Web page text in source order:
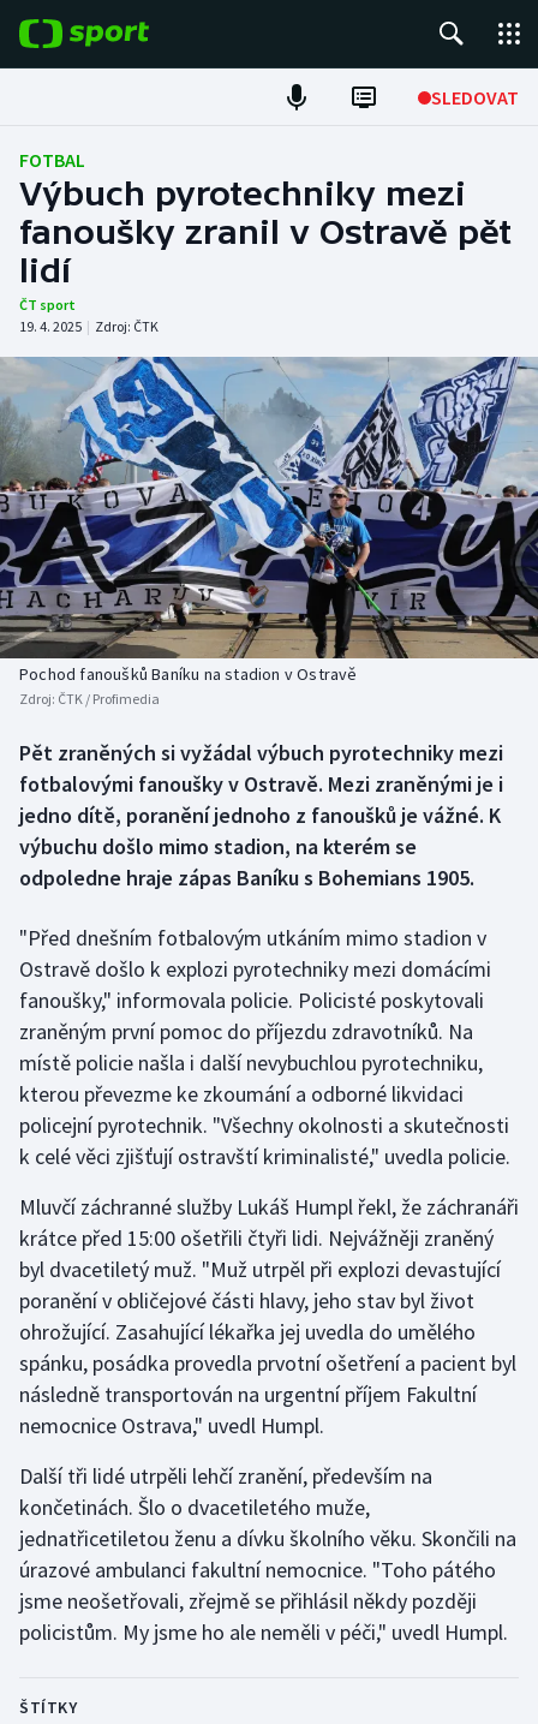
SLEDOVAT
Fotbal
Hokej
Tenis
Atletika
Cyklistika
DALŠÍ SPORTY
Americký fotbal
Baseball a softbal
Basketbal
Biatlon
Box
Curling
Florbal
Futsal
Golf
Gymnastika
Jezdectví
Judo
Krasobruslení
Lezení
Lyže a snowboard
Moderní pětiboj
Motorsport
Olympijské hry
Parasport
NEPŘEHLÉDNĚTE
Soutěže
Historické návraty
Aplikace ČT sport
FOTBAL
Výbuch pyrotechniky mezi
fanoušky zranil v Ostravě pět
lidí
ČT sport
19. 4. 2025 | Zdroj: ČTK
Pochod fanoušků Baníku na stadion v Ostravě
Zdroj: ČTK / Profimedia
Pět zraněných si vyžádal výbuch pyrotechniky mezi
fotbalovými fanoušky v Ostravě. Mezi zraněnými je i
jedno dítě, poranění jednoho z fanoušků je vážné. K
výbuchu došlo mimo stadion, na kterém se
odpoledne hraje zápas Baníku s Bohemians 1905.
"Před dnešním fotbalovým utkáním mimo stadion v
Ostravě došlo k explozi pyrotechniky mezi domácími
fanoušky," informovala policie. Policisté poskytovali
zraněným první pomoc do příjezdu zdravotníků. Na
místě policie našla i další nevybuchlou pyrotechniku,
kterou převezme ke zkoumání a odborné likvidaci
policejní pyrotechnik. "Všechny okolnosti a skutečnosti
k celé věci zjišťují ostravští kriminalisté," uvedla policie.
Mluvčí záchranné služby Lukáš Humpl řekl, že záchranáři
krátce před 15:00 ošetřili čtyři lidi. Nejvážněji zraněný
byl dvacetiletý muž. "Muž utrpěl při explozi devastující
poranění v obličejové části hlavy, jeho stav byl život
ohrožující. Zasahující lékařka jej uvedla do umělého
spánku, posádka provedla prvotní ošetření a pacient byl
následně transportován na urgentní příjem Fakultní
nemocnice Ostrava," uvedl Humpl.
Další tři lidé utrpěli lehčí zranění, především na
končetinách. Šlo o dvacetiletého muže,
jednatřicetiletou ženu a dívku školního věku. Skončili na
úrazové ambulanci fakultní nemocnice. "Toho pátého
jsme neošetřovali, zřejmě se přihlásil někdy později
policistům. My jsme ho ale neměli v péči," uvedl Humpl.
ŠTÍTKY